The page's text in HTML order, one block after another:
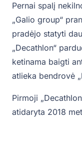
Pernai spalį
„Galio group“
pradėjo statyti
„Decathlon“
ketinama baigti
atlieka bendrovė
Pirmoji
atidaryta 2018